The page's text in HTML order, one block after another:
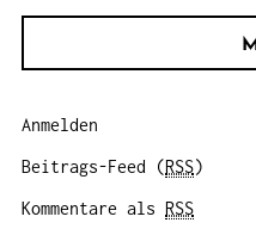
Anmelden
Beitrags-Feed (RSS)
Kommentare als RSS